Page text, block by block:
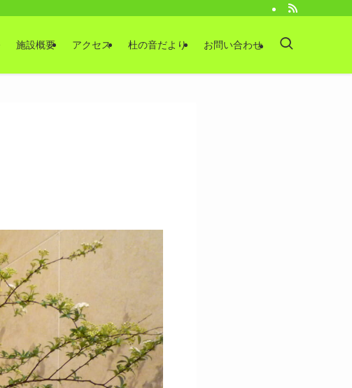
施設概要 アクセス 杜の音だより お問い合わせ